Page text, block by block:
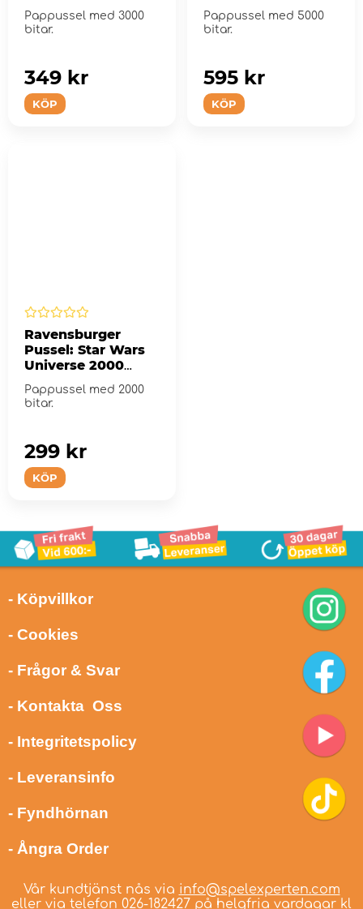
Pappussel med 3000
bitar.
KÖP
349 kr
Pappussel med 5000
bitar.
KÖP
595 kr
Ravensburger
Pussel: Star Wars
Universe 2000
Bitar
Pappussel med 2000
bitar.
KÖP
299 kr
- Köpvillkor
- Cookies
- Frågor & Svar
- Kontakta Oss
- Integritetspolicy
- Leveransinfo
- Fyndhörnan
- Ångra Order
Vår kundtjänst nås via info@spelexperten.com
eller via telefon 026-182427 på helgfria vardagar kl